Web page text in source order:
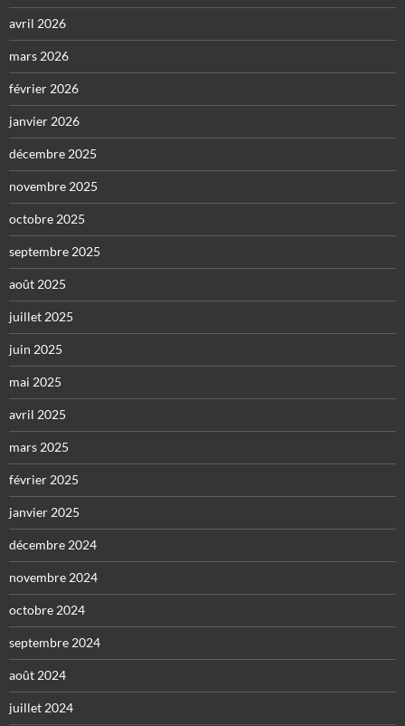
avril 2026
mars 2026
février 2026
janvier 2026
décembre 2025
novembre 2025
octobre 2025
septembre 2025
août 2025
juillet 2025
juin 2025
mai 2025
avril 2025
mars 2025
février 2025
janvier 2025
décembre 2024
novembre 2024
octobre 2024
septembre 2024
août 2024
juillet 2024